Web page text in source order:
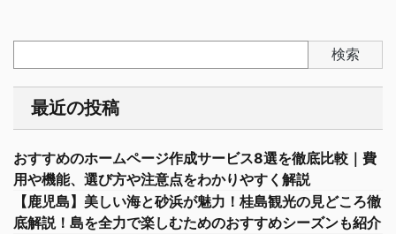
検索
最近の投稿
おすすめのホームページ作成サービス8選を徹底比較｜費
用や機能、選び方や注意点をわかりやすく解説
【鹿児島】美しい海と砂浜が魅力！桂島観光の見どころ徹
底解説！島を全力で楽しむためのおすすめシーズンも紹介